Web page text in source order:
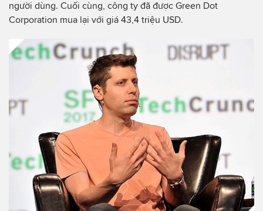
người dùng. Cuối cùng, công ty đã được Green Dot
Corporation mua lại với giá 43,4 triệu USD.